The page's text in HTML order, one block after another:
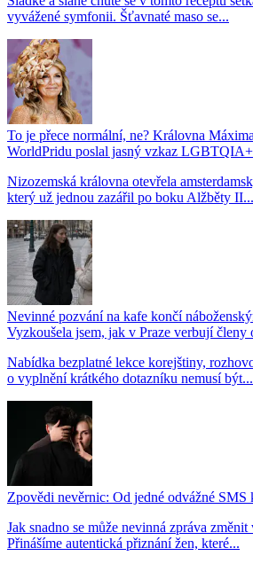
vyvážené symfonii. Šťavnaté maso se...
To je přece normální, ne? Královna
WorldPridu poslal jasný vzkaz LGBTQIA+
Nizozemská královna otevřela
který už jednou zazářil po boku Alžběty
Nevinné pozvání na kafe končí
Vyzkoušela jsem, jak v Praze verbují členy
Nabídka bezplatné lekce korejštiny,
o vyplnění krátkého dotazníku nemusí být...
Zpovědi nevěrnic: Od jedné odvážné
Jak snadno se může nevinná zpráva
Přinášíme autentická přiznání žen, které...